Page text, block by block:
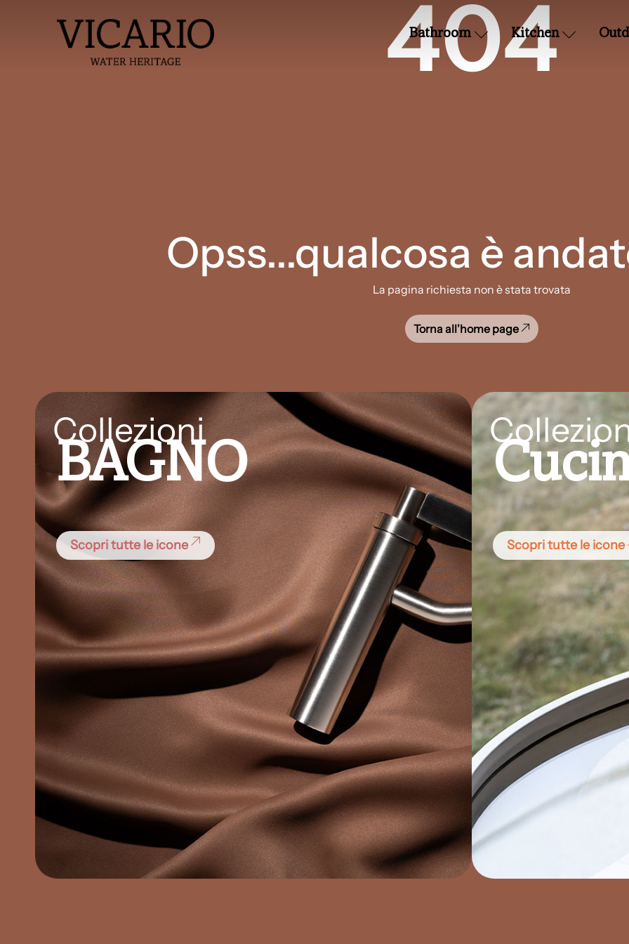
Bathroom Kitchen
404
Opss...qualcosa è
La pagina richiesta non è stata trovata
Torna all'home page
Collezioni
BAGNO
Scopri tutte le icone Scopri tutte le icone